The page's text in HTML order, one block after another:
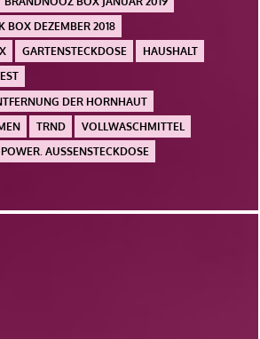
BOX DEZEMBER 2018
GARTENSTECKDOSE
HAUSHALT
DER HORNHAUT
TRND
VOLLWASCHMITTEL
AUSSENSTECKDOSE